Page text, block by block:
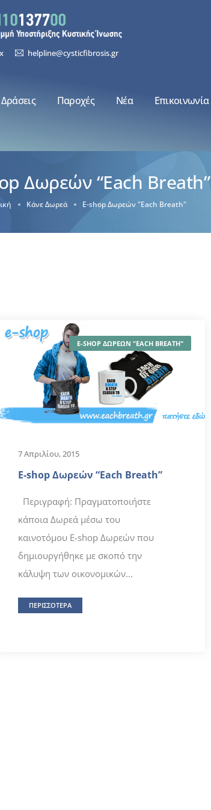
helpline@cysticfibrosis.gr
Δράσεις Παροχές Νέα Επικοινωνία
Δωρεών “Each Breath”
Κάνε Δωρεά E-shop Δωρεών "Each Breath"
E-SHOP ΔΩΡΕΩΝ "EACH BREATH"
7 Απριλίου, 2015
E-shop Δωρεών “Each Breath”
Περιγραφή: Πραγματοποιήστε
κάποια Δωρεά μέσω του
καινοτόμου E-shop Δωρεών που
δημιουργήθηκε με σκοπό την
κάλυψη των οικονομικών...
ΠΕΡΙΣΣΟΤΕΡΑ